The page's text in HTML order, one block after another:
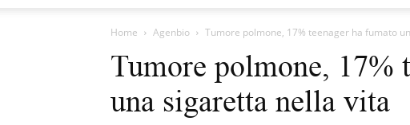
Home Agenbio Tumore polmone, 17% teenager ha fumato
Tumore polmone, 17%
una sigaretta nella vita